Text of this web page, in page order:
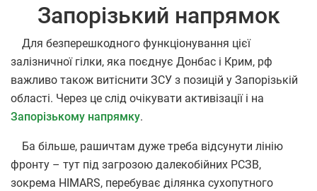
Запорізький напрямок
Для безперешкодного функціонування цієї
залізничної гілки, яка поєднує Донбас і Крим, рф
важливо також витіснити ЗСУ з позицій у Запорізькій
області. Через це слід очікувати активізації і на
Запорізькому напрямку.
Ба більше, рашичтам дуже треба відсунути лінію
фронту – тут під загрозою далекобійних РСЗВ,
зокрема HIMARS, перебуває ділянка сухопутного